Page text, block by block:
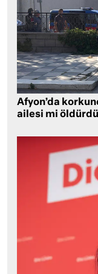
Afyon’da
ailesi mi